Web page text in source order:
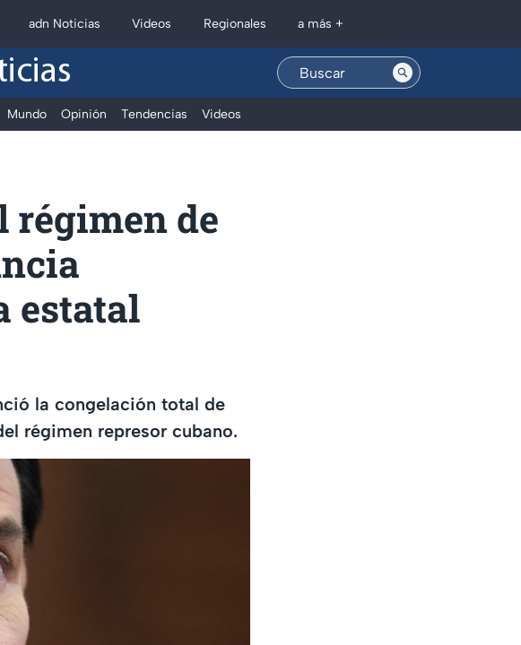
adn Noticias Videos Regionales a más +
Mundo Opinión Tendencias Videos
régimen de
estatal
la congelación total de
régimen represor cubano.